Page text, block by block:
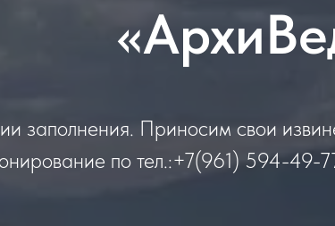
заполнения. Приносим свои
по тел.:+7(961) 594-49-